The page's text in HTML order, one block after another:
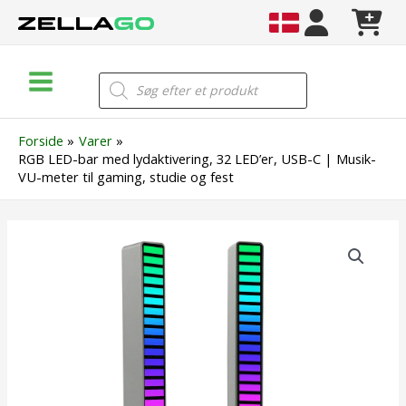
Menu
Products
search
Forside
Varer
RGB LED-bar med lydaktivering, 32 LED’er, USB-C | Musik-
VU-meter til gaming, studie og fest